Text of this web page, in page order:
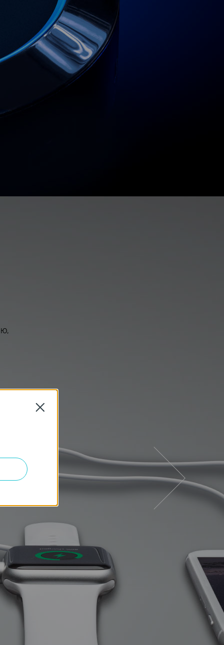
Close